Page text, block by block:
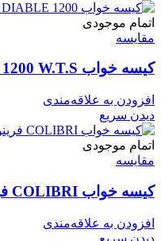
اتمام موجودی
مقایسه
کیسه خواب DIABLE 1200 W.T.S فرینو
افزودن به علاقه‌مندی
دیدن سریع
اتمام موجودی
مقایسه
کیسه خواب COLIBRI فرینو
افزودن به علاقه‌مندی
دیدن سریع